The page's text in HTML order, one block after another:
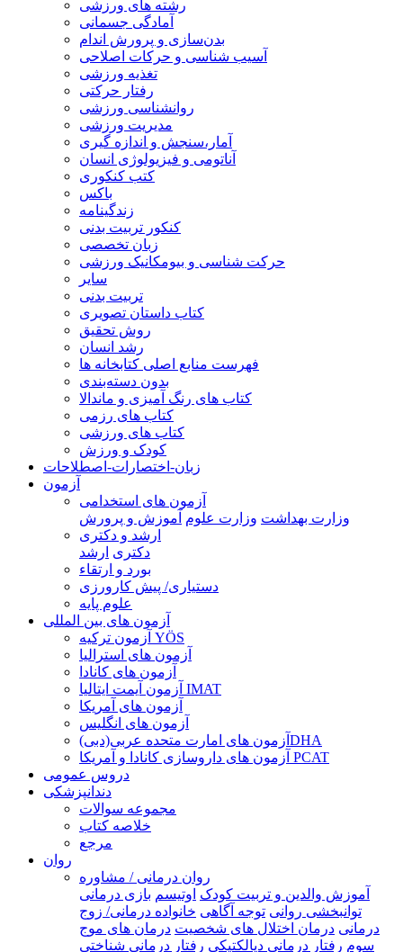
رشته های ورزشی
آمادگی جسمانی
بدن‌سازی و پرورش اندام
آسیب شناسی و حرکات اصلاحی
تغذیه ورزشی
رفتار حرکتی
روانشناسی ورزشی
مدیریت ورزشی
آمار،سنجش و اندازه گیری
آناتومی و فیزیولوژی انسان
کتب کنکوری
باکس
زندگینامه
کنکور تربیت بدنی
زبان تخصصی
حرکت شناسی و بیومکانیک ورزشی
سایر
تربیت بدنی
کتاب داستان تصویری
روش تحقیق
رشد انسان
فهرست منابع اصلی کتابخانه ها
بدون دسته‌بندی
کتاب های رنگ آمیزی و ماندالا
کتاب های رزمی
کتاب های ورزشی
کودک و ورزش
زبان-اختصارات-اصطلاحات
آزمون
آزمون های استخدامی
وزارت بهداشت وزارت علوم آموزش و پرورش
ارشد و دکتری
دکتری ارشد
بورد و ارتقاء
دستیاری/ پیش کارورزی
علوم پایه
آزمون های بین المللی
آزمون تركيه YÖS
آزمون های استرالیا
آزمون های کانادا
آزمون آیمت ایتالیا IMAT
آزمون های آمریکا
آزمون های انگلیس
آزمون های امارت متحده عربی(دبی)DHA
آزمون های داروسازی کانادا و آمریکا PCAT
دروس عمومی
دندانپزشکی
مجموعه سوالات
خلاصه کتاب
مرجع
روان
روان درمانی / مشاوره
آموزش والدین و تربیت کودک اوتیسم بازی درمانی
توانبخشی روانی توجه آگاهی خانواده درمانی/ زوج
درمانی درمان اختلال های شخصیت درمان های موج
سوم رفتار درمانی دیالکتیکی رفتار درمانی شناختی